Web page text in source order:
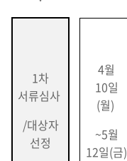
1차
서류심사
/대상자
선정
4월
10일
(월)
~5월
12일(금)